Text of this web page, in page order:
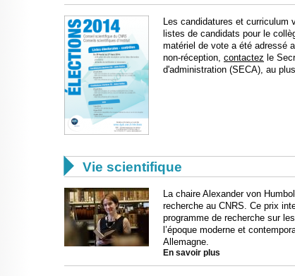
Les candidatures et curriculum
listes de candidats pour le
matériel de vote a été adressé
non-réception, contactez le
d'administration (SECA), au
 Vie scientifique
La chaire Alexander von
recherche au CNRS. Ce prix
programme de recherche sur
l’époque moderne et
Allemagne.
En savoir plus